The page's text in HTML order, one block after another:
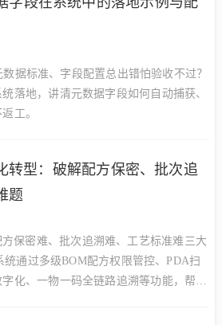
据标准、字段配置总出错怕验收不过？
落地，讲清元数据字段如何自动捕获、
工。
转型：破解配方保密、批次追
题
保密难、批次追溯难、工艺标准难三大
统通过多级BOM配方权限管控、PDA扫
化、一物一码全链路追溯等功能，帮助